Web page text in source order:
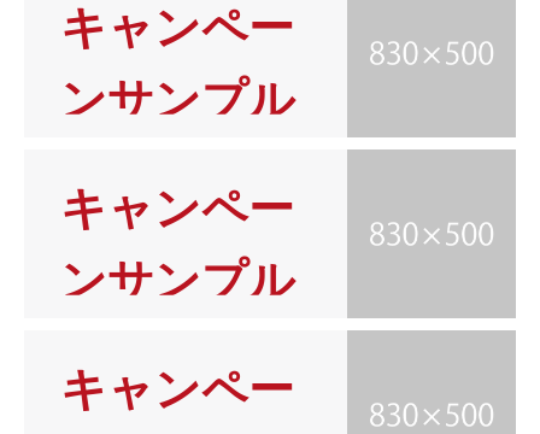
キャンペー
ンサンプル
キャンペー
ンサンプル
キャンペー